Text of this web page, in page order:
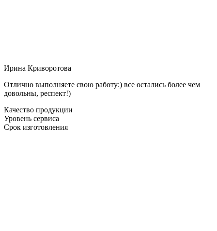
Ирина Криворотова
Отлично выполняете свою работу:) все остались более чем
довольны, респект!)
Качество продукции
Уровень сервиса
Срок изготовления